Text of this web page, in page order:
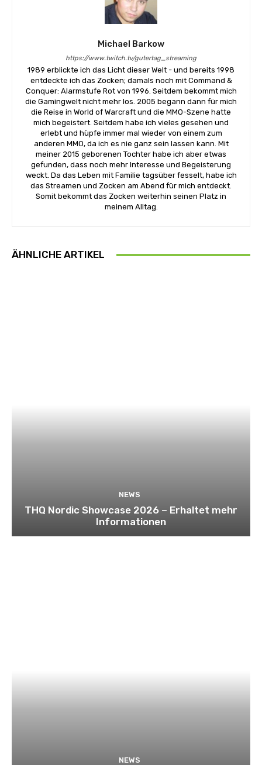
Michael Barkow
https://www.twitch.tv/gutertag_streaming
1989 erblickte ich das Licht dieser Welt - und bereits 1998
entdeckte ich das Zocken; damals noch mit Command &
Conquer: Alarmstufe Rot von 1996. Seitdem bekommt mich
die Gamingwelt nicht mehr los. 2005 begann dann für mich
die Reise in World of Warcraft und die MMO-Szene hatte
mich begeistert. Seitdem habe ich vieles gesehen und
erlebt und hüpfe immer mal wieder von einem zum
anderen MMO, da ich es nie ganz sein lassen kann. Mit
meiner 2015 geborenen Tochter habe ich aber etwas
gefunden, dass noch mehr Interesse und Begeisterung
weckt. Da das Leben mit Familie tagsüber fesselt, habe ich
das Streamen und Zocken am Abend für mich entdeckt.
Somit bekommt das Zocken weiterhin seinen Platz in
meinem Alltag.
ÄHNLICHE ARTIKEL
NEWS
THQ Nordic Showcase 2026 – Erhaltet mehr
Informationen
NEWS